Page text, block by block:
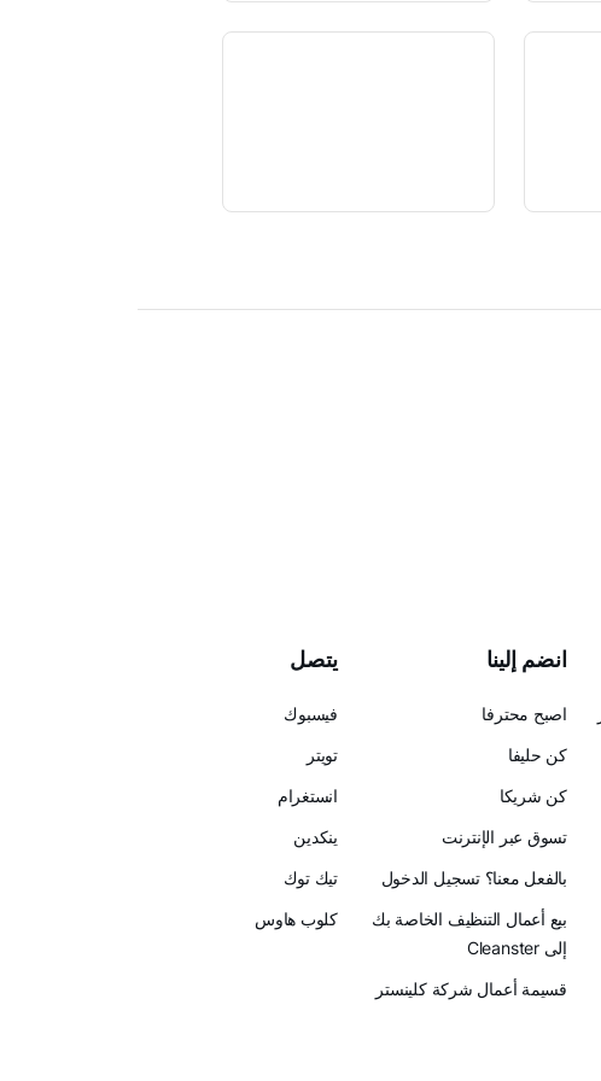
انضم إلينا
اصبح محترفا
كن حليفا
كن شريكا
تسوق عبر الإنترنت
بالفعل معنا؟ تسجيل الدخول
بيع أعمال التنظيف الخاصة بك
إلى Cleanster
قسيمة أعمال شركة كلينستر
يتصل
فيسبوك
تويتر
انستغرام
ينكدين
تيك توك
كلوب هاوس